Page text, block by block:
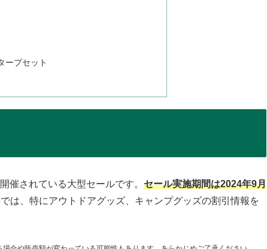
ープセット
催されている大型セールです。 セール実施期間は2024年9月
は、特にアウトドアグッズ、キャンプグッズの割引情報を